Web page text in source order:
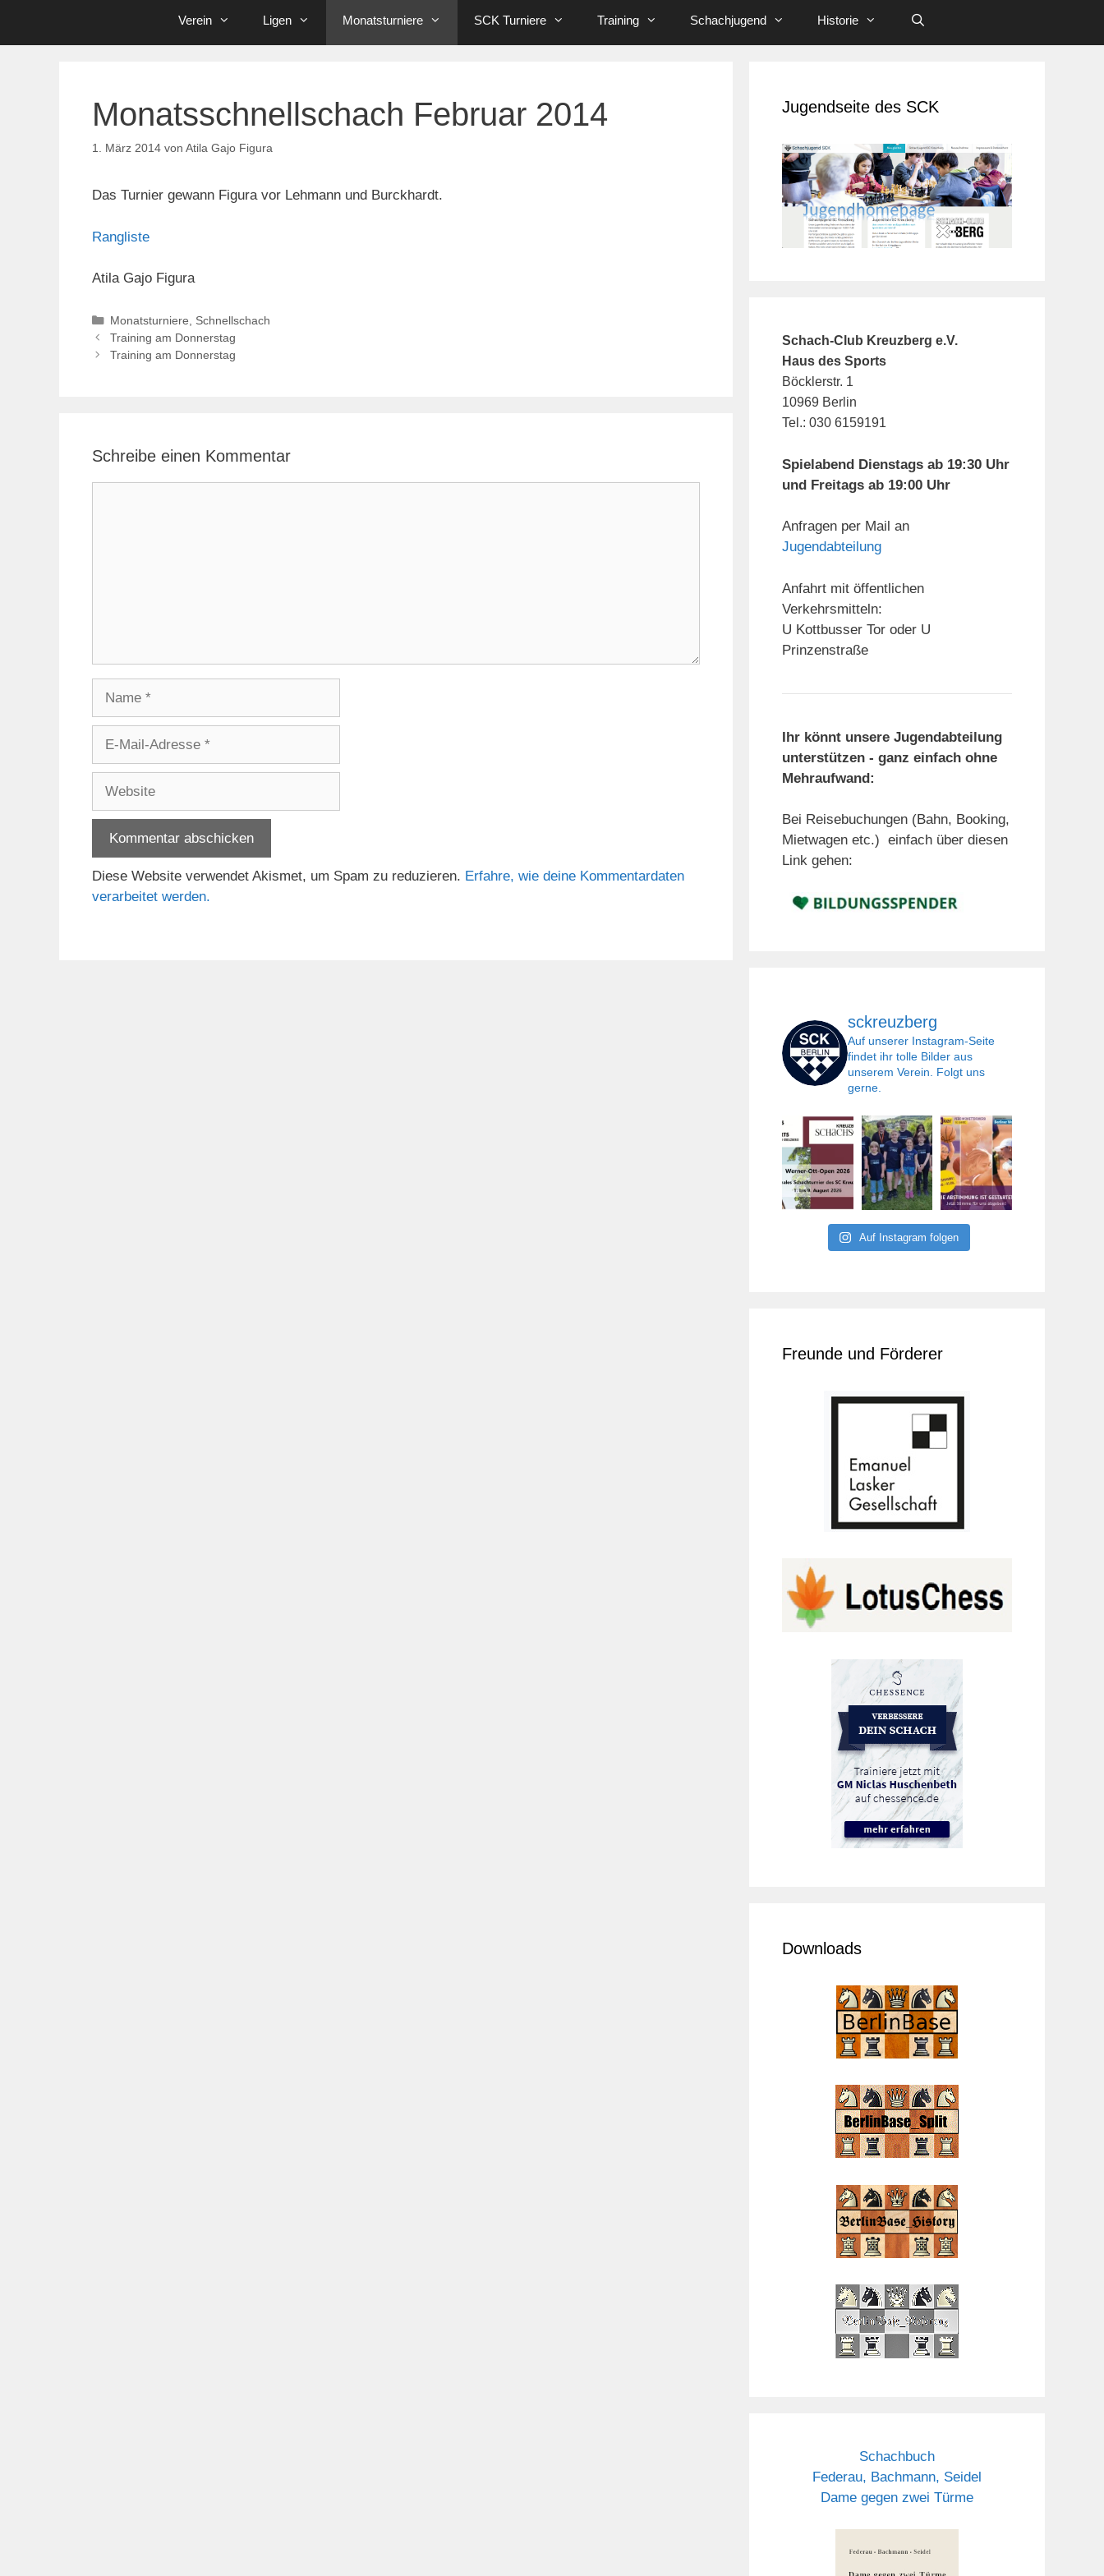
Verein Ligen Monatsturniere SCK Turniere Training Schachjugend Historie
Monatsschnellschach Februar 2014
1. März 2014 von Atila Gajo Figura
Das Turnier gewann Figura vor Lehmann und Burckhardt.
Rangliste
Atila Gajo Figura
Kategorien
Monatsturniere
Schnellschach
Training am Donnerstag
Training am Donnerstag
Schreibe einen Kommentar
Adresse
Diese Website verwendet Akismet, um Spam zu reduzieren. Erfahre, wie deine Kommentardaten
verarbeitet werden.
Jugendseite des SCK
Schach-Club Kreuzberg e.V.
Haus des Sports
Böcklerstr. 1
10969 Berlin
Tel.: 030 6159191
Spielabend Dienstags ab 19:30 Uhr
und Freitags ab 19:00 Uhr
Anfragen per Mail an
Jugendabteilung
Anfahrt mit öffentlichen
Verkehrsmitteln:
U Kottbusser Tor oder U
Prinzenstraße
Ihr könnt unsere Jugendabteilung
unterstützen - ganz einfach ohne
Mehraufwand:
Bei Reisebuchungen (Bahn, Booking,
Mietwagen etc.) einfach über diesen
Link gehen:
sckreuzberg
Auf unserer Instagram-Seite
findet ihr tolle Bilder aus
unserem Verein. Folgt uns
gerne.
Auf Instagram folgen
Freunde und Förderer
Downloads
Schachbuch
Federau, Bachmann, Seidel
Dame gegen zwei Türme